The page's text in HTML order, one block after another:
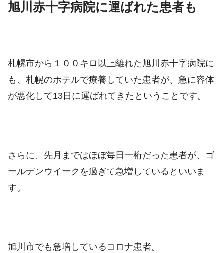
旭川赤十字病院に運ばれた患者も
札幌市から１００キロ以上離れた旭川赤十字病院に
も、札幌のホテルで療養していた患者が、急に容体
が悪化して13日に運ばれてきたということです。
さらに、先月まではほぼ毎日一桁だった患者が、ゴ
ールデンウイークを過ぎて急増しているといいま
す。
旭川市でも急増しているコロナ患者。